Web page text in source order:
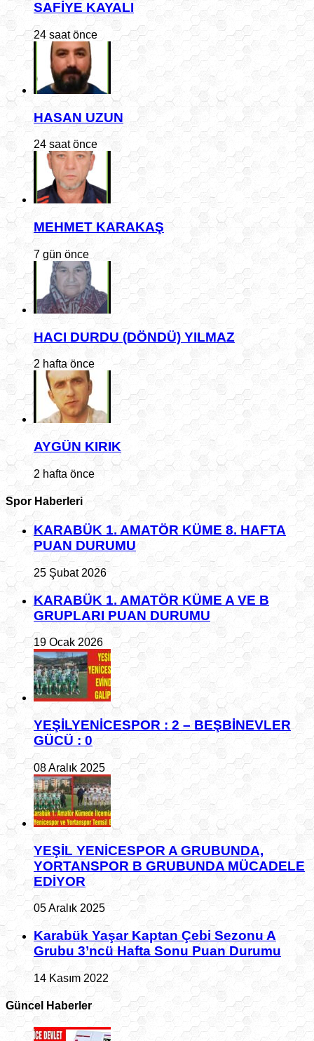
SAFİYE KAYALI
24 saat önce
HASAN UZUN
24 saat önce
MEHMET KARAKAŞ
7 gün önce
HACI DURDU (DÖNDÜ) YILMAZ
2 hafta önce
AYGÜN KIRIK
2 hafta önce
Spor Haberleri
KARABÜK 1. AMATÖR KÜME 8. HAFTA
PUAN DURUMU
25 Şubat 2026
KARABÜK 1. AMATÖR KÜME A VE B
GRUPLARI PUAN DURUMU
19 Ocak 2026
YEŞİLYENİCESPOR : 2 – BEŞBİNEVLER
GÜCÜ : 0
08 Aralık 2025
YEŞİL YENİCESPOR A GRUBUNDA,
YORTANSPOR B GRUBUNDA MÜCADELE
EDİYOR
05 Aralık 2025
Karabük Yaşar Kaptan Çebi Sezonu A
Grubu 3’ncü Hafta Sonu Puan Durumu
14 Kasım 2022
Güncel Haberler